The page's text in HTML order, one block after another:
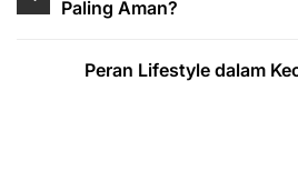
navigation
Paling Aman?
Peran Lifestyle dalam